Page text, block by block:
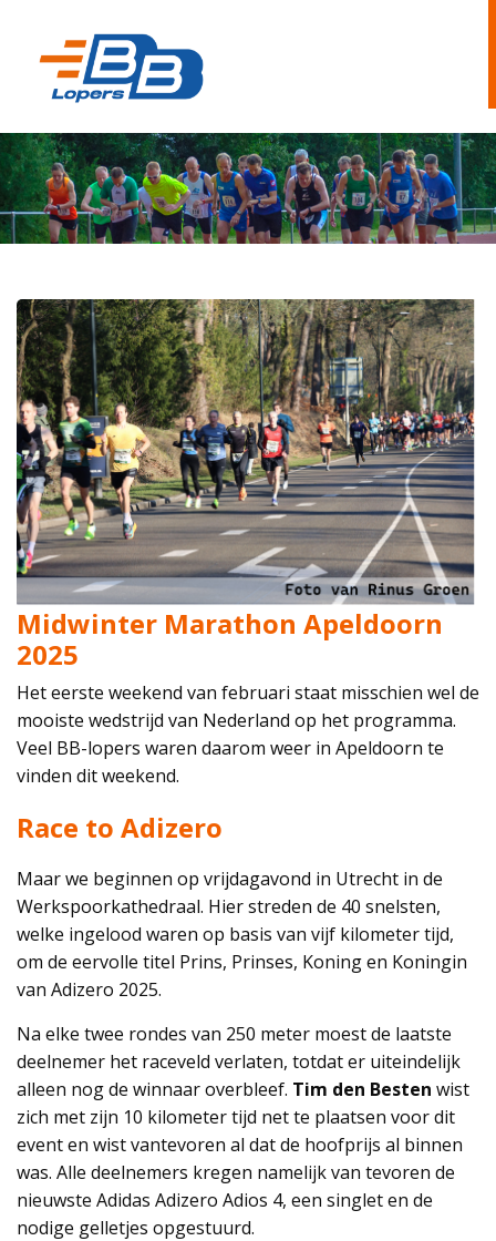
Midwinter Marathon Apeldoorn
2025
Het eerste weekend van februari staat misschien wel de
mooiste wedstrijd van Nederland op het programma.
Veel BB-lopers waren daarom weer in Apeldoorn te
vinden dit weekend.
Race to Adizero
Maar we beginnen op vrijdagavond in Utrecht in de
Werkspoorkathedraal. Hier streden de 40 snelsten,
welke ingelood waren op basis van vijf kilometer tijd,
om de eervolle titel Prins, Prinses, Koning en Koningin
van Adizero 2025.
Na elke twee rondes van 250 meter moest de laatste
deelnemer het raceveld verlaten, totdat er uiteindelijk
alleen nog de winnaar overbleef. Tim den Besten wist
zich met zijn 10 kilometer tijd net te plaatsen voor dit
event en wist vantevoren al dat de hoofprijs al binnen
was. Alle deelnemers kregen namelijk van tevoren de
nieuwste Adidas Adizero Adios 4, een singlet en de
nodige gelletjes opgestuurd.